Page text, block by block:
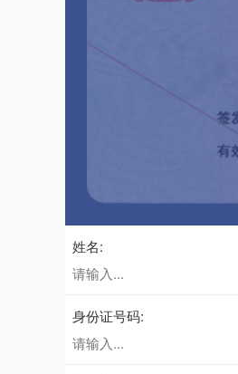
姓名:
身份证号码: